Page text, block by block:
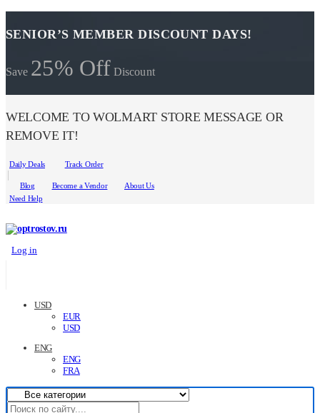
SENIOR’S MEMBER DISCOUNT DAYS!
Save 25% Off Discount
WELCOME TO WOLMART STORE MESSAGE OR
REMOVE IT!
Daily Deals Track Order
Blog Become a Vendor
About Us
Need Help
Log in
USD
EUR
USD
ENG
ENG
FRA